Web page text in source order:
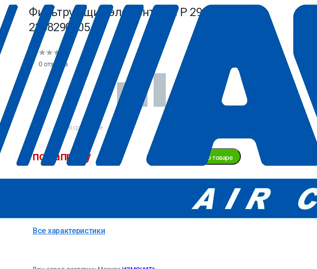
Фильтрующий элемент для P 290 ABAC
2258290105
0 отзывов
В сравнение
по запросу Задать вопрос о товаре
ABAC
Италия
Все характеристики